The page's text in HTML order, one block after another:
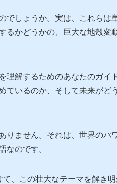
でしょうか。実は、これら
るかどうかの、巨大な地殻
理解するためのあなたのガイ
ているのか、そして未来が
りません。それは、世界のパ
なのです。
、この壮大なテーマを解き明